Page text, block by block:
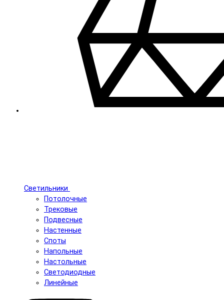
Светильники
Потолочные
Трековые
Подвесные
Настенные
Споты
Напольные
Настольные
Светодиодные
Линейные